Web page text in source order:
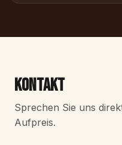
Kontakt
Sprechen Sie uns
Aufpreis.